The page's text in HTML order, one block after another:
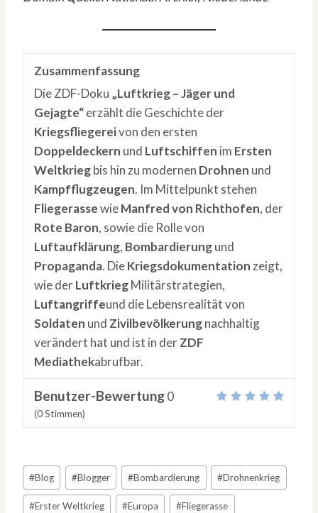
Zusammenfassung
Die ZDF-Doku „Luftkrieg – Jäger und
Gejagte“erzählt die Geschichte der
Kriegsfliegereivon den ersten
Doppeldeckern und Luftschiffen im Ersten
Weltkriegbis hin zu modernen Drohnen und
Kampfflugzeugen. Im Mittelpunkt stehen
FliegerassewieManfred von Richthofen, der
Rote Baron, sowie die Rolle von
Luftaufklärung, Bombardierungund
Propaganda. DieKriegsdokumentation zeigt,
wie derLuftkriegMilitärstrategien,
Luftangriffeund die Lebensrealität von
Soldaten und Zivilbevölkerungnachhaltig
verändert hat und ist in derZDF
Mediathekabrufbar.
Benutzer-Bewertung0
(0Stimmen)
Schlagworte:
#Blog #Blogger #Bombardierung #Drohnenkrieg
#Erster Weltkrieg #Europa #Fliegerasse